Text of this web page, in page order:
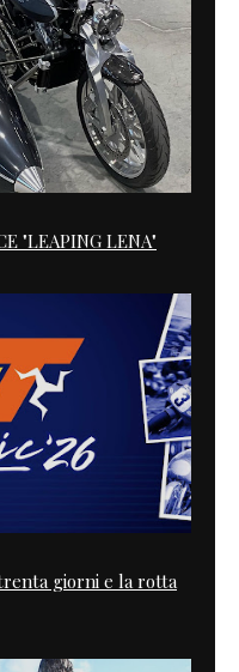
"LEAPING LENA"
giorni e la rotta